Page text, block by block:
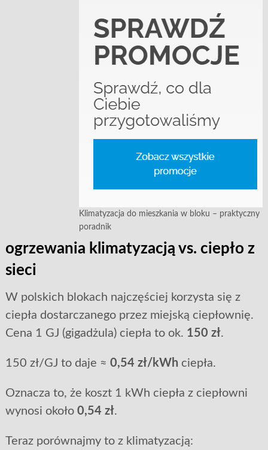
Klimatyzacja do mieszkania w bloku – praktyczny
poradnik
ogrzewania klimatyzacją vs. ciepło z
sieci
W polskich blokach najczęściej korzysta się z
ciepła dostarczanego przez miejską ciepłownię.
Cena 1 GJ (gigadżula) ciepła to ok. 150 zł.
150 zł/GJ to daje ≈ 0,54 zł/kWh ciepła.
Oznacza to, że koszt 1 kWh ciepła z ciepłowni
wynosi około 0,54 zł.
Teraz porównajmy to z klimatyzacją: